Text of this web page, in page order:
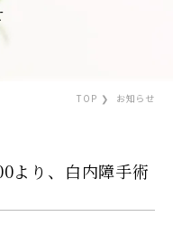
TOP お知らせ
より、白内障手術